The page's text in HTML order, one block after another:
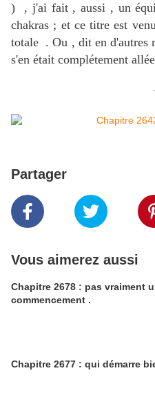
) , j'ai fait , aussi , un
chakras ; et ce titre est
totale . Ou , dit en d'autres
s'en était complétement
Partager
Vous aimerez aussi
Chapitre 2678 : pas vraiment
commencement .
Chapitre 2677 : qui démarre